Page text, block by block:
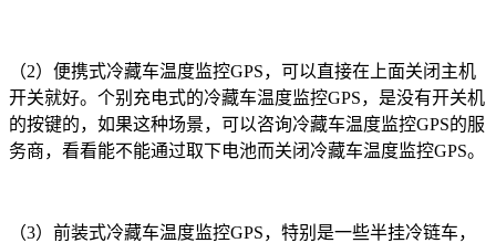
（2）便携式冷藏车温度监控GPS，可以直接在上面关闭主机
开关就好。个别充电式的冷藏车温度监控GPS，是没有开关机
的按键的，如果这种场景，可以咨询冷藏车温度监控GPS的服
务商，看看能不能通过取下电池而关闭冷藏车温度监控GPS。
（3）前装式冷藏车温度监控GPS，特别是一些半挂冷链车，